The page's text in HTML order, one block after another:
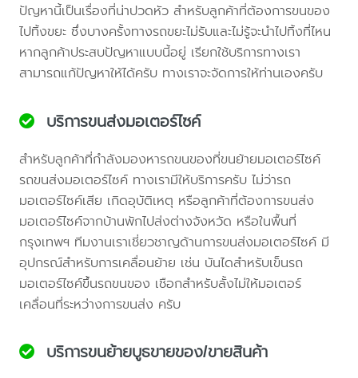
ปัญหานี้เป็นเรื่องที่น่าปวดหัว สำหรับลูกค้าที่ต้องการขนของ
ไปทิ้งขยะ ซึ่งบางครั้งทางรถขยะไม่รับและไม่รู้จะนำไปทิ้งที่ไหน
หากลูกค้าประสบปัญหาแบบนี้อยู่ เรียกใช้บริการทางเรา
สามารถแก้ปัญหาให้ได้ครับ ทางเราจะจัดการให้ท่านเองครับ
บริการขนส่งมอเตอร์ไซค์
สำหรับลูกค้าที่กำลังมองหารถขนของที่ขนย้ายมอเตอร์ไซค์
รถขนส่งมอเตอร์ไซค์ ทางเรามีให้บริการครับ ไม่ว่ารถ
มอเตอร์ไซค์เสีย เกิดอุบัติเหตุ หรือลูกค้าที่ต้องการขนส่ง
มอเตอร์ไซค์จากบ้านพักไปส่งต่างจังหวัด หรือในพื้นที่
กรุงเทพฯ ทีมงานเราเชี่ยวชาญด้านการขนส่งมอเตอร์ไซค์ มี
อุปกรณ์สำหรับการเคลื่อนย้าย เช่น บันไดสำหรับเข็นรถ
มอเตอร์ไซค์ขึ้นรถขนของ เชือกสำหรับลั้งไม่ให้มอเตอร์
เคลื่อนที่ระหว่างการขนส่ง ครับ
บริการขนย้ายบูธขายของ/ขายสินค้า